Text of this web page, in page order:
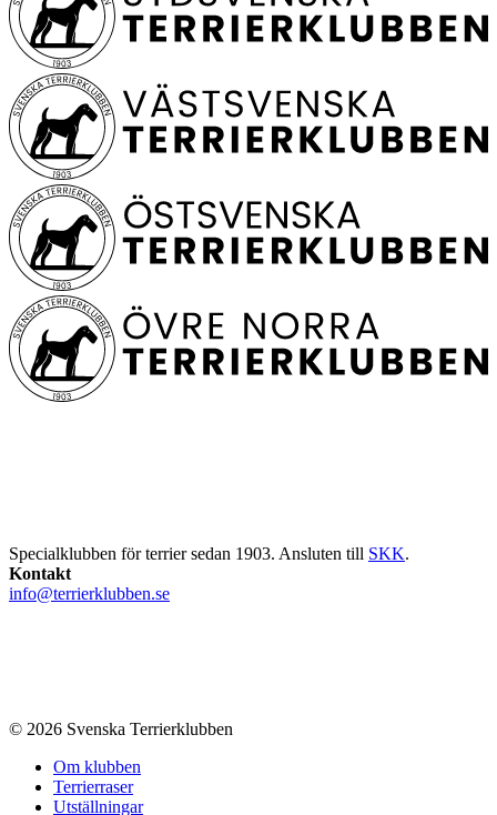
Specialklubben för terrier sedan 1903. Ansluten till SKK.
Kontakt
info@terrierklubben.se
© 2026 Svenska Terrierklubben
Om klubben
Terrierraser
Utställningar